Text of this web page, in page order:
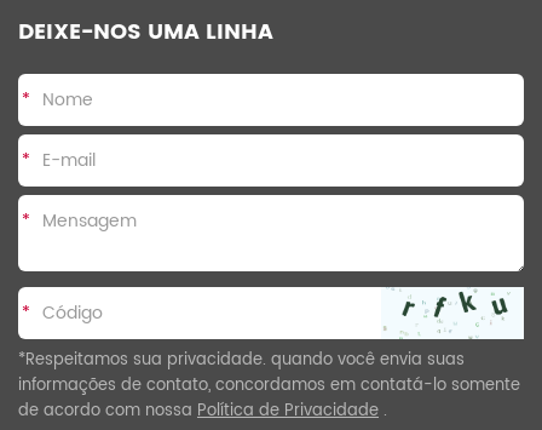
DEIXE-NOS UMA LINHA
*
*
*
*
*Respeitamos sua privacidade. quando você envia suas
informações de contato, concordamos em contatá-lo somente
de acordo com nossa Política de Privacidade .